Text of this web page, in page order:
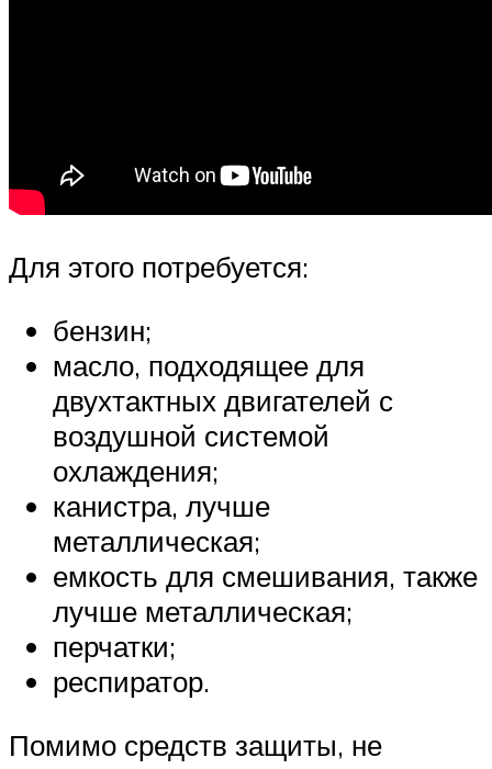
Для этого потребуется:
бензин;
масло, подходящее для
двухтактных двигателей с
воздушной системой
охлаждения;
канистра, лучше
металлическая;
емкость для смешивания, также
лучше металлическая;
перчатки;
респиратор.
Помимо средств защиты, не